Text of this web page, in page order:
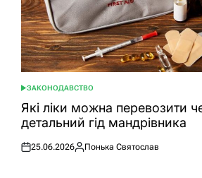
ОПУБЛІКУВАТИ
У
ЗАКОНОДАВСТВО
Які ліки можна перевозити
детальний гід мандрівника
Оприлюднено
25.06.2026
Опубліковано
Понька Святослав